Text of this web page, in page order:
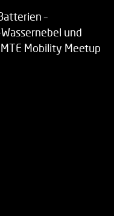
–
und
Mobility Meetup